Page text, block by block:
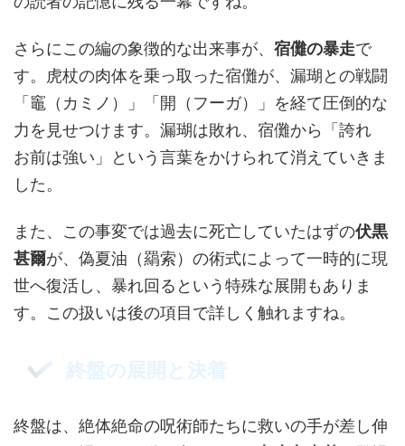
さらにこの編の象徴的な出来事が、 宿儺の暴走で
す。虎杖の肉体を乗っ取った宿儺が、漏瑚との戦闘
「竈（カミノ）」「開（フーガ）」を経て圧倒的な
力を見せつけます。漏瑚は敗れ、宿儺から「誇れ
お前は強い」という言葉をかけられて消えていきま
した。
また、この事変では過去に死亡していたはずの伏黒
甚爾が、偽夏油（羂索）の術式によって一時的に現
世へ復活し、暴れ回るという特殊な展開もありま
す。この扱いは後の項目で詳しく触れますね。
終盤の展開と決着
終盤は、絶体絶命の呪術師たちに救いの手が差し伸